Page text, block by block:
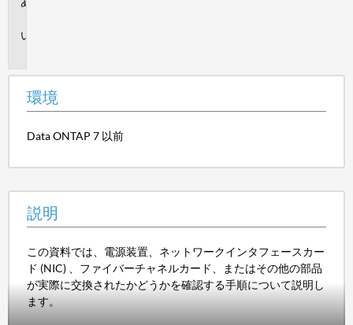
環境
Data ONTAP 7 以前
説明
この資料では、電源装置、ネットワークインタフェースカー
ド (NIC) 、ファイバーチャネルカード、またはその他の部品
が実際に交換されたかどうかを確認する手順について説明し
ます。